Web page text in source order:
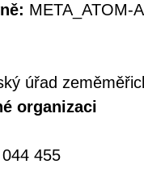
META_ATOM-
úřad
organizaci
455